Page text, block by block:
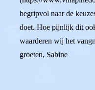
begripvol naar de
doet. Hoe pijnlijk dit
waarderen wij het
groeten, Sabine